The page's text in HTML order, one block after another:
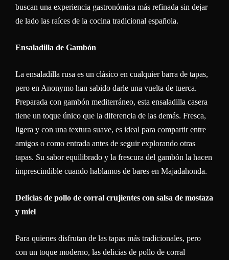
buscan una experiencia gastronómica más refinada sin dejar
de lado las raíces de la cocina tradicional española.
Ensaladilla de Gambón
La ensaladilla rusa es un clásico en cualquier barra de tapas,
pero en Anonymo han sabido darle una vuelta de tuerca.
Preparada con gambón mediterráneo, esta ensaladilla casera
tiene un toque único que la diferencia de las demás. Fresca,
ligera y con una textura suave, es ideal para compartir entre
amigos o como entrada antes de seguir explorando otras
tapas. Su sabor equilibrado y la frescura del gambón la hacen
imprescindible cuando hablamos de bares en Majadahonda.
Delicias de pollo de corral crujientes con salsa de mostaza
y miel
Para quienes disfrutan de las tapas más tradicionales, pero
con un toque moderno, las delicias de pollo de corral